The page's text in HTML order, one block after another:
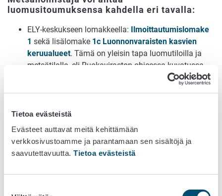
Tietoa evästeistä
Evästeet auttavat meitä kehittämään
verkkosivustoamme ja parantamaan sen sisältöjä ja
saavutettavuutta. Tietoa evästeistä
luomusitoumuksensa kahdella eri tavalla:
ELY-keskukseen lomakkeella: Ilmoittautumislomake
1 sekä lisälomake 1c Luonnonvaraisten kasvien
keruualueet. Tämä on yleisin tapa luomutiloilla ja
metsätilalla, eli Ruokaviraston ohjeessa kuvatussa
valvontaan. Liittämisen hoitaa niin kutsuttu
keruualueen selvittäjä. Tätä tapaa kutsutaan
Ruokaviraston ohjeessa selvittäjämalliksi.
Kerättävä tuote vaikuttaa
metsätilan valvontaan liittymiseen